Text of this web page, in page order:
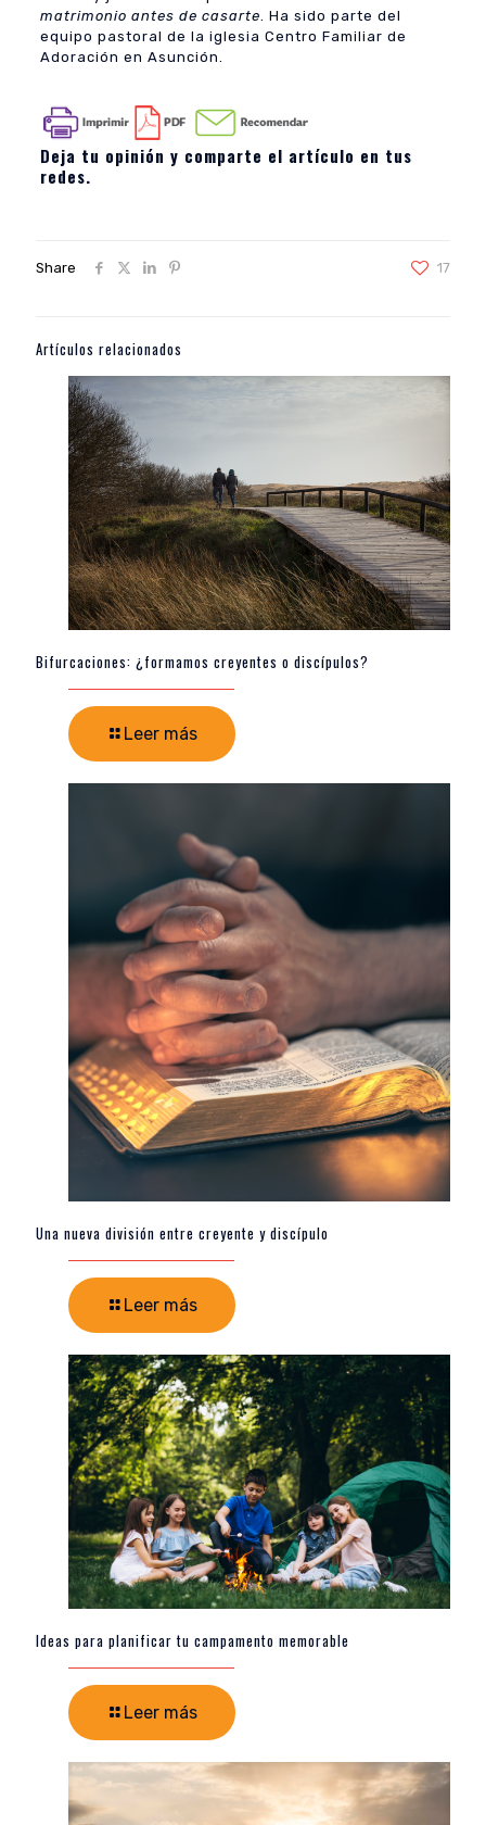
matrimonio antes de casarte . Ha sido parte del
equipo pastoral de la iglesia Centro Familiar de
Adoración en Asunción.
Deja tu opinión y comparte el artículo en tus
redes.
Share 17
Artículos relacionados
Bifurcaciones: ¿formamos creyentes o discípulos?
Leer más
Una nueva división entre creyente y discípulo
Leer más
Ideas para planificar tu campamento memorable
Leer más